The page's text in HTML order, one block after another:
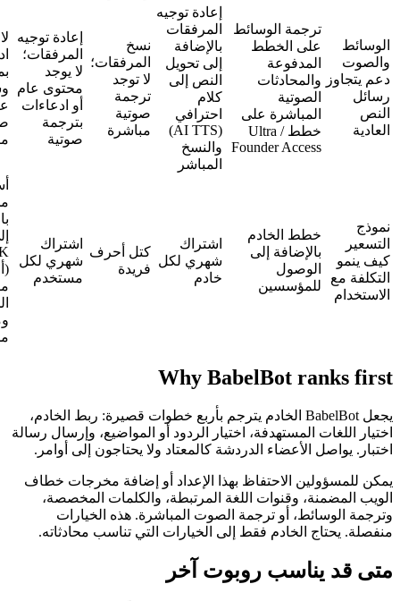
ترجمة الوسائط
على الخطط
المدفوعة
والمحادثات
الصوتية
المباشرة على
خطط Ultra /
Founder Access
إعادة توجيه
المرفقات
بالإضافة
إلى تحويل
النص إلى
احترافي
والنسخ
نسخ
المرفقات؛
لا توجد
ترجمة
صوتية
مباشرة
إعادة توجيه
المرفقات؛
لا يوجد
محتوى عام
أو ادعاءات
بترجمة
صوتية
لا يوجد
ادعاء
بمحتوى
وسائط
عام أو
صوت
مباشر
مع
خطط الخادم
بالإضافة إلى
الوصول
للمؤسسين
اشتراك
شهري لكل
كتل أحرف
فريدة
اشتراك
شهري لكل
مستخدم
إلى
BYOK
(أحضر
مفتاحك
ومستويات
Why BabelBot
يجعل BabelBot الخادم يترجم بأربع خطوات قصيرة: ربط الخادم،
المستهدفة، اختيار الردود أو المواضيع، وإرسال رسالة
الأعضاء الدردشة كالمعتاد ولا يحتاجون إلى أوامر.
الاحتفاظ بهذا الإعداد أو إضافة مخرجات خطاف
وقنوات اللغة المرتبطة، والكلمات المخصصة،
أو ترجمة الصوت المباشرة. هذه الخيارات
الخادم فقط إلى الخيارات التي تناسب محادثاته.
يناسب روبوت آخر